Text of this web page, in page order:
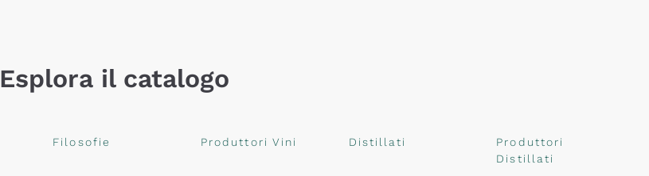
Esplora il catalogo
Filosofie Produttori Vini Distillati
Produttori
Distillati